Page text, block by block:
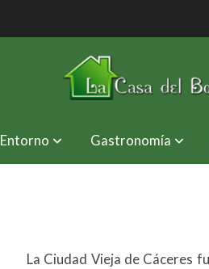
Entorno Gastronomía
La Ciudad Vieja de Cáceres